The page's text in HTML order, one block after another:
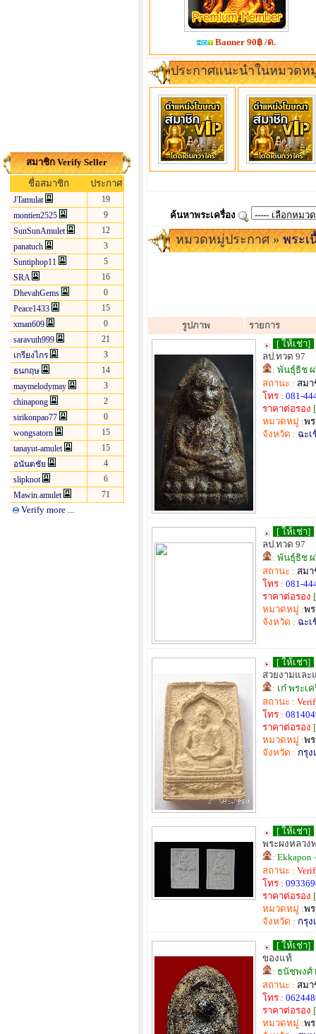
สมาชิก Verify Seller
ชื่อสมาชิก
ประกาศ
JTamulat
19
montien2525
9
SunSunAmulet
12
panatuch
3
Suntiphop11
5
SRA
16
DhevahGems
0
Peace1433
15
xman609
0
saravuth999
21
เกรียงไกร
3
ธนกฤษ
14
maymelodymay
3
chinapong
2
sirikonpao77
0
wongsatorn
15
tanayut-amulet
15
อนันตชัย
4
slipknot
6
Mawin.amulet
71
Verify more ...
Banner 90฿ /ด.
ประกาศแนะนำในหมวดห
ค้นหาพระเครื่อง
หมวดหมู่ประกาศ »พระเ
รูปภาพ
รายการ
[ ให้เช่า]
ลป.ทวด 97
: พันธุ์ธิช
สถานะ : สมา
โทร : 081-
ราคาต่อรอง
หมวดหมู่ :พ
จังหวัด : ฉะเ
[ ให้เช่า]
ลป.ทวด 97
: พันธุ์ธิช
สถานะ : สมา
โทร : 081-
ราคาต่อรอง
หมวดหมู่ :พ
จังหวัด : ฉะเ
[ ให้เช่า]
สวยงามและ
: เก๋ พระเ
สถานะ :
โทร :
ราคาต่อรอง
หมวดหมู่ :พ
จังหวัด : กรุ
[ ให้เช่า]
พระผงหลวง
: Ekkapon
สถานะ :
โทร :
ราคาต่อรอง
หมวดหมู่ :พ
จังหวัด : กรุ
[ ให้เช่า]
ของแท้
: ธนัชพงศ์
สถานะ : สมา
โทร :
ราคาต่อรอง
หมวดหมู่ :พ